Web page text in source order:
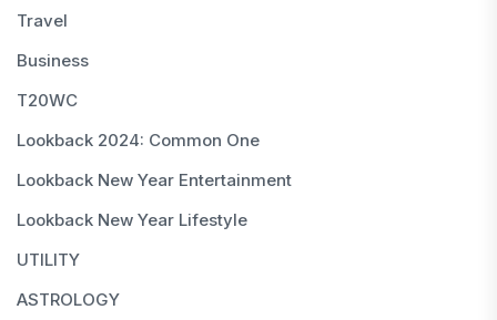
Travel
Business
T20WC
Lookback 2024: Common One
Lookback New Year Entertainment
Lookback New Year Lifestyle
UTILITY
ASTROLOGY